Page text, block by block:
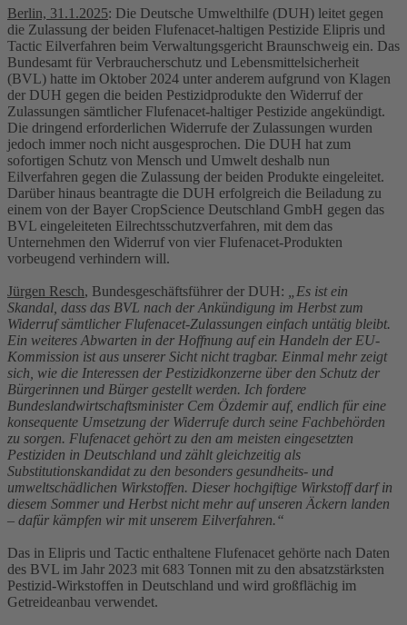
Berlin, 31.1.2025: Die Deutsche Umwelthilfe (DUH) leitet gegen
die Zulassung der beiden Flufenacet-haltigen Pestizide Elipris und
Tactic Eilverfahren beim Verwaltungsgericht Braunschweig ein. Das
Bundesamt für Verbraucherschutz und Lebensmittelsicherheit
(BVL) hatte im Oktober 2024 unter anderem aufgrund von Klagen
der DUH gegen die beiden Pestizidprodukte den Widerruf der
Zulassungen sämtlicher Flufenacet-haltiger Pestizide angekündigt.
Die dringend erforderlichen Widerrufe der Zulassungen wurden
jedoch immer noch nicht ausgesprochen. Die DUH hat zum
sofortigen Schutz von Mensch und Umwelt deshalb nun
Eilverfahren gegen die Zulassung der beiden Produkte eingeleitet.
Darüber hinaus beantragte die DUH erfolgreich die Beiladung zu
einem von der Bayer CropScience Deutschland GmbH gegen das
BVL eingeleiteten Eilrechtsschutzverfahren, mit dem das
Unternehmen den Widerruf von vier Flufenacet-Produkten
vorbeugend verhindern will.
Jürgen Resch, Bundesgeschäftsführer der DUH:
„Es ist ein
Skandal, dass das BVL nach der Ankündigung im Herbst zum
Widerruf sämtlicher Flufenacet-Zulassungen einfach untätig bleibt.
Ein weiteres Abwarten in der Hoffnung auf ein Handeln der EU-
Kommission ist aus unserer Sicht nicht tragbar. Einmal mehr zeigt
sich, wie die Interessen der Pestizidkonzerne über den Schutz der
Bürgerinnen und Bürger gestellt werden. Ich fordere
Bundeslandwirtschaftsminister Cem Özdemir auf, endlich für eine
konsequente Umsetzung der Widerrufe durch seine Fachbehörden
zu sorgen. Flufenacet gehört zu den am meisten eingesetzten
Pestiziden in Deutschland und zählt gleichzeitig als
Substitutionskandidat zu den besonders gesundheits- und
umweltschädlichen Wirkstoffen. Dieser hochgiftige Wirkstoff darf in
diesem Sommer und Herbst nicht mehr auf unseren Äckern landen
– dafür kämpfen wir mit unserem Eilverfahren.“
Das in Elipris und Tactic enthaltene Flufenacet gehörte nach Daten
des BVL im Jahr 2023 mit 683 Tonnen mit zu den absatzstärksten
Pestizid-Wirkstoffen in Deutschland und wird großflächig im
Getreideanbau verwendet.